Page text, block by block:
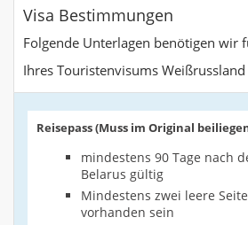
Visa Bestimmungen
Folgende Unterlagen benötigen wir
Ihres Touristenvisums Weißrussland
Reisepass (Muss im Original
mindestens 90 Tage nach
Belarus gültig
Mindestens zwei leere
vorhanden sein